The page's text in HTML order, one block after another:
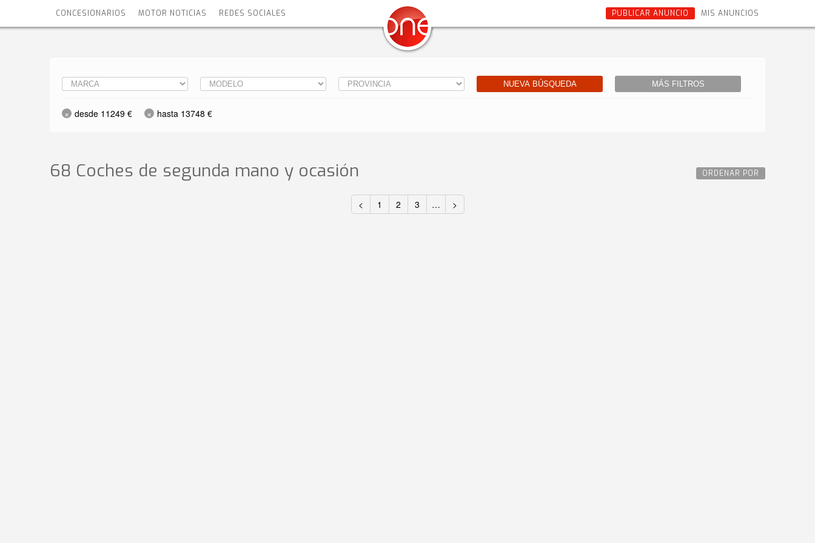
CONCESIONARIOS MOTOR NOTICIAS REDES SOCIALES MIS ANUNCIOS
PUBLICAR ANUNCIO
NUEVA BÚSQUEDA MÁS FILTROS
desde 11249 € hasta 13748 €
ORDENAR POR
68 Coches de segunda mano y ocasión
< 1 2 3 … >